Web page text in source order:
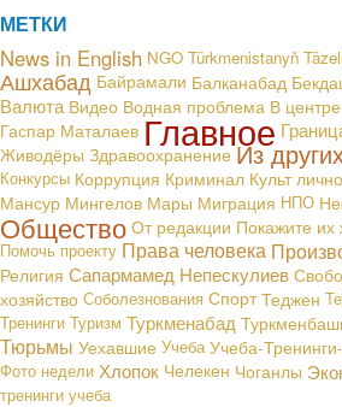
МЕТКИ
News in English NGO Türkmenistanyň
Ашхабад Байрамали Балканабад
Валюта Видео Водная проблема В
Гаспар Маталаев Главное
Живодёры Здравоохранение Из
Конкурсы Коррупция Криминал Культ
Мансур Мингелов Мары Миграция НПО
Общество От редакции Покажите
Помочь проекту Права человека
Религия Сапармамед Непескулиев
хозяйство Соболезнования Спорт Теджен
Тренинги Туризм Туркменабад
Тюрьмы Уехавшие Учеба Учеба-
Фото недели Хлопок Челекен Чоганлы
тренинги учеба